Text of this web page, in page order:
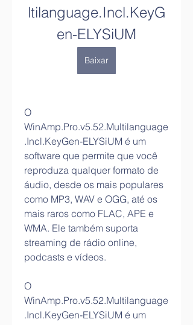
ltilanguage.Incl.KeyG
en-ELYSiUM
Baixar
O
WinAmp.Pro.v5.52.Multilanguage
.Incl.KeyGen-ELYSiUM é um
software que permite que você
reproduza qualquer formato de
áudio, desde os mais populares
como MP3, WAV e OGG, até os
mais raros como FLAC, APE e
WMA. Ele também suporta
streaming de rádio online,
podcasts e vídeos.
O
WinAmp.Pro.v5.52.Multilanguage
.Incl.KeyGen-ELYSiUM é um